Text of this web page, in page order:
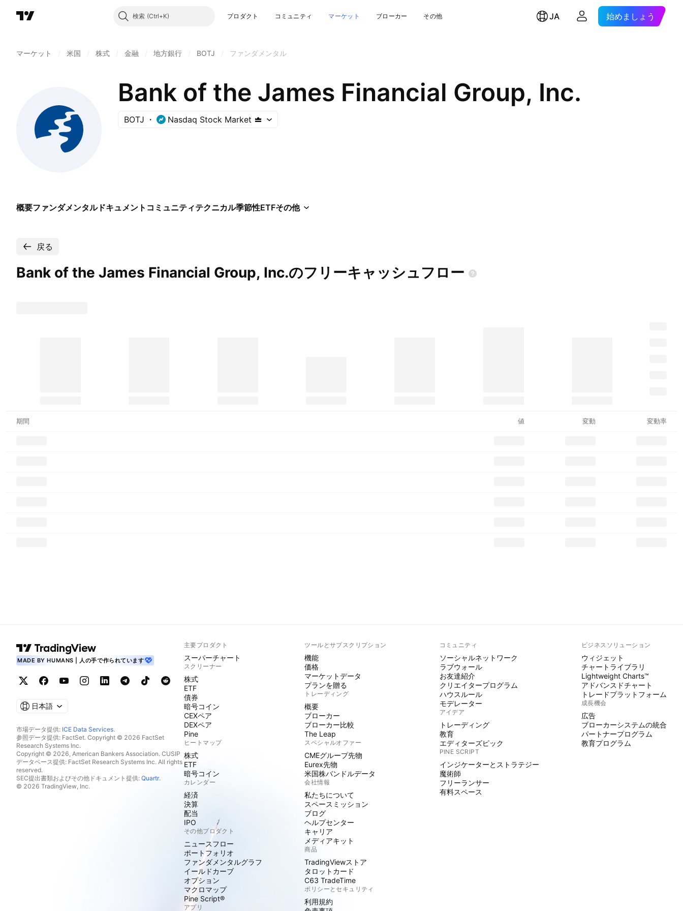
検索 プロダクト コミュニティ マーケット ブローカー その他 JA 始めましょう
マーケット 米国 株式 金融 地方銀行 BOTJ ファンダメンタル
Bank of the James Financial Group, Inc.
BOTJ Nasdaq Stock Market
概要ファンダメンタルドキュメント コミュニティテクニカル季節性ETFその他
戻る
Bank of the James Financial Group, Inc.のフリーキャッシュフロー
期間 値 変動 変動率
MADE BY HUMANS | 人の手で作られています
日本語
市場データ提供: ICE Data Services.
参照データ提供: FactSet. Copyright © 2026 FactSet
Research Systems Inc.
Copyright © 2026, American Bankers Association. CUSIP
データベース提供: FactSet Research Systems Inc. All rights
reserved.
SEC提出書類およびその他ドキュメント提供: Quartr.
© 2026 TradingView, Inc.
主要プロダクト
スーパーチャート
スクリーナー
株式
ETF
債券
暗号コイン
CEXペア
DEXペア
Pine
ヒートマップ
株式
ETF
暗号コイン
カレンダー
経済
決算
配当
IPO
その他プロダクト
ニュースフロー
ポートフォリオ
ファンダメンタルグラフ
イールドカーブ
オプション
マクロマップ
Pine Script®
アプリ
ツールとサブスクリプション
機能
価格
マーケットデータ
プランを贈る
トレーディング
概要
ブローカー
ブローカー比較
The Leap
スペシャルオファー
CMEグループ先物
Eurex先物
米国株バンドルデータ
会社情報
私たちについて
スペースミッション
ブログ
ヘルプセンター
キャリア
メディアキット
商品
TradingViewストア
タロットカード
C63 TradeTime
ポリシーとセキュリティ
利用規約
コミュニティ
ソーシャルネットワーク
ラブウォール
お友達紹介
クリエイタープログラム
ハウスルール
モデレーター
アイデア
トレーディング
教育
エディターズピック
PINE SCRIPT
インジケーターとストラテジー
魔術師
フリーランサー
有料スペース
ビジネスソリューション
ウィジェット
チャートライブラリ
Lightweight Charts™
アドバンスドチャート
トレードプラットフォーム
成長機会
広告
ブローカーシステムの統合
パートナープログラム
教育プログラム